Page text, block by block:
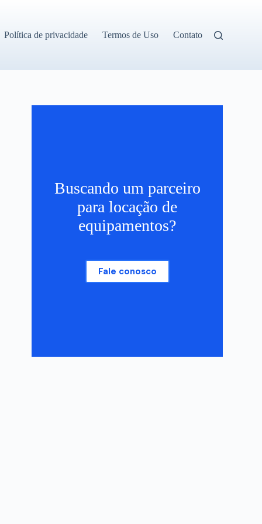
Política de privacidade Termos de Uso Contato
Buscando um parceiro
para locação de
equipamentos?
Fale conosco